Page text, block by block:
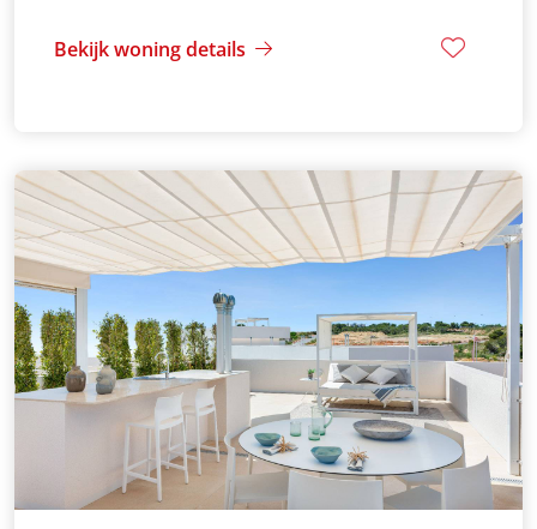
Bekijk woning details